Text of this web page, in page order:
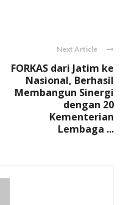
Next Article
FORKAS dari Jatim ke
Nasional, Berhasil
Membangun Sinergi
dengan 20
Kementerian
Lembaga ...